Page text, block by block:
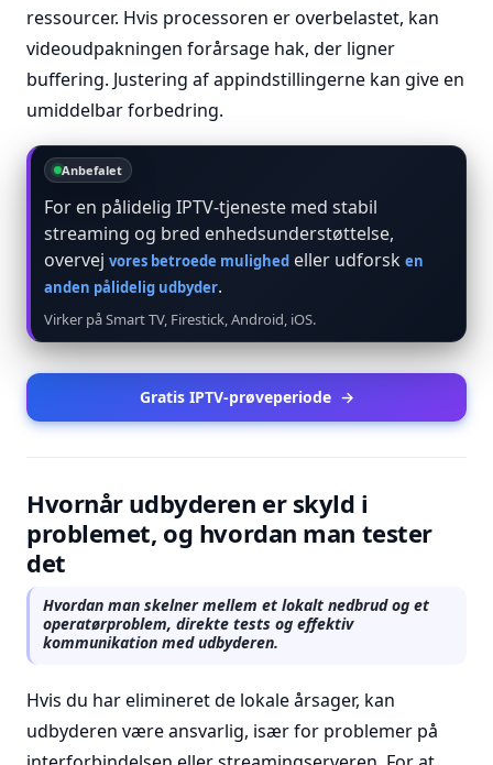
ressourcer. Hvis processoren er overbelastet, kan
videoudpakningen forårsage hak, der ligner
buffering. Justering af appindstillingerne kan give en
umiddelbar forbedring.
Anbefalet
For en pålidelig IPTV-tjeneste med stabil
streaming og bred enhedsunderstøttelse,
overvej vores betroede mulighed eller udforsk en
anden pålidelig udbyder.
Virker på Smart TV, Firestick, Android, iOS.
Gratis IPTV-prøveperiode →
Hvornår udbyderen er skyld i
problemet, og hvordan man tester
det
Hvordan man skelner mellem et lokalt nedbrud og et
operatørproblem, direkte tests og effektiv
kommunikation med udbyderen.
Hvis du har elimineret de lokale årsager, kan
udbyderen være ansvarlig, især for problemer på